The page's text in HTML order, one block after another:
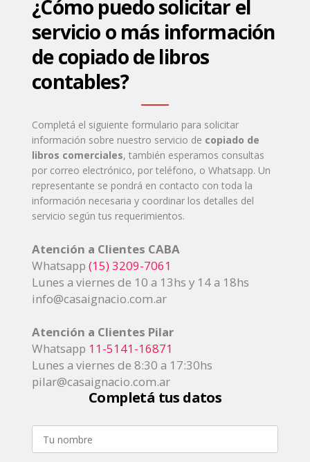
¿Cómo puedo solicitar el
servicio o más información
de copiado de libros
contables?
Completá el siguiente formulario para solicitar
información sobre nuestro servicio de copiado de
libros comerciales, también esperamos consultas
por correo electrónico, por teléfono, o Whatsapp. Un
representante se pondrá en contacto con toda la
información necesaria y coordinar los detalles del
servicio según tus requerimientos.
Atención a Clientes CABA
Whatsapp(15) 3209-7061
Lunes a viernes de 10 a 13hs y 14 a 18hs
info@casaignacio.com.ar
Atención a Clientes Pilar
Whatsapp 11-5141-16871
Lunes a viernes de 8:30 a 17:30hs
pilar@casaignacio.com.ar
Completá tus datos